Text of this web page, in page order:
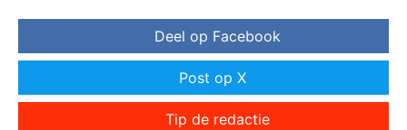
Deel op Facebook
Post op X
Tip de redactie